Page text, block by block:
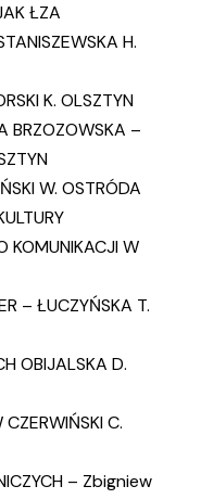
ŁZA
H.
K. OLSZTYN
BRZOZOWSKA –
W. OSTRÓDA
KOMUNIKACJI W
– ŁUCZYŃSKA T.
OBIJALSKA D.
C.
– Zbigniew